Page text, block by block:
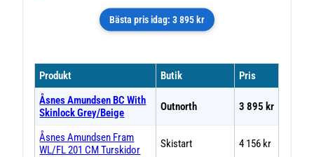
Bästa pris idag: 3 895 kr
Produkt Butik
Pris
Åsnes Amundsen BC With
Skinlock Grey/Beige
Outnorth 3 895 kr
Åsnes Amundsen Fram
WL/FL 201 CM Turskidor
Skistart 4 156 kr